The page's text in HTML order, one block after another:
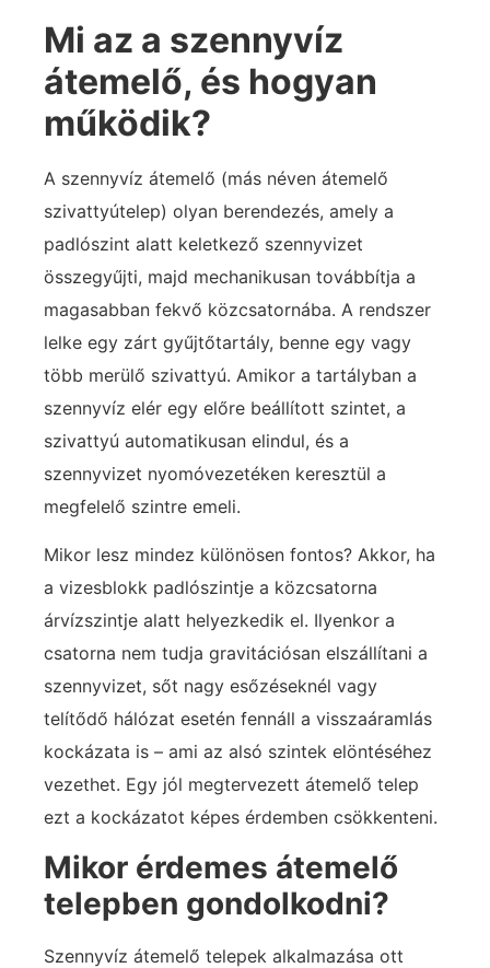
Mi az a szennyvíz
átemelő, és hogyan
működik?
A szennyvíz átemelő (más néven átemelő
szivattyútelep) olyan berendezés, amely a
padlószint alatt keletkező szennyvizet
összegyűjti, majd mechanikusan továbbítja a
magasabban fekvő közcsatornába. A rendszer
lelke egy zárt gyűjtőtartály, benne egy vagy
több merülő szivattyú. Amikor a tartályban a
szennyvíz elér egy előre beállított szintet, a
szivattyú automatikusan elindul, és a
szennyvizet nyomóvezetéken keresztül a
megfelelő szintre emeli.
Mikor lesz mindez különösen fontos? Akkor, ha
a vizesblokk padlószintje a közcsatorna
árvízszintje alatt helyezkedik el. Ilyenkor a
csatorna nem tudja gravitációsan elszállítani a
szennyvizet, sőt nagy esőzéseknél vagy
telítődő hálózat esetén fennáll a visszaáramlás
kockázata is – ami az alsó szintek elöntéséhez
vezethet. Egy jól megtervezett átemelő telep
ezt a kockázatot képes érdemben csökkenteni.
Mikor érdemes átemelő
telepben gondolkodni?
Szennyvíz átemelő telepek alkalmazása ott